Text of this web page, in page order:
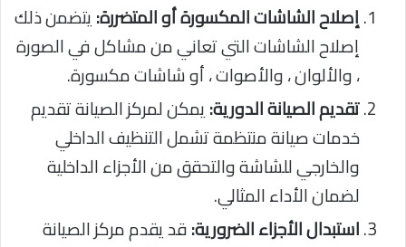
إصلاح الشاشات المكسورة أو المتضررة:يتضمن ذلك
إصلاح الشاشات التي تعاني من مشاكل في الصورة
، والألوان ، والأصوات ، أو شاشات مكسورة.
تقديم الصيانة الدورية:يمكن لمركز الصيانة تقديم
خدمات صيانة منتظمة تشمل التنظيف الداخلي
والخارجي للشاشة والتحقق من الأجزاء الداخلية
لضمان الأداء المثالي.
استبدال الأجزاء الضرورية:قد يقدم مركز الصيانة